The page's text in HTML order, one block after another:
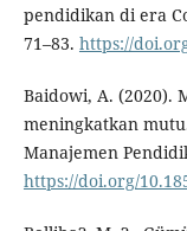
pendidikan di era
71–83. https://
Baidowi, A. (2020).
meningkatkan
Manajemen
https://doi.org/